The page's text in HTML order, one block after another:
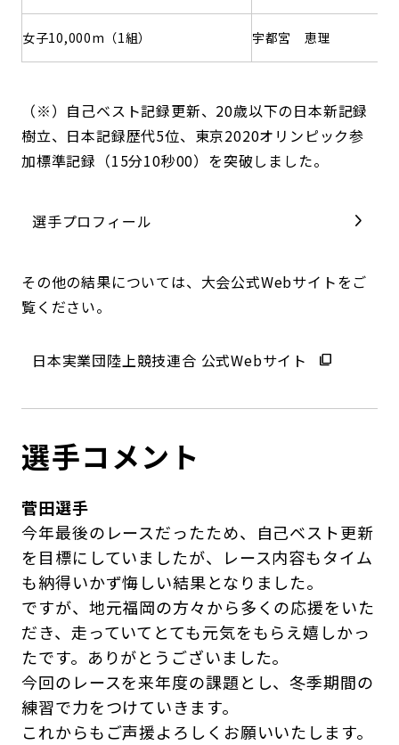
女子10,000m（1組） 宇都宮 恵理
（※）自己ベスト記録更新、20歳以下の日本新記録
樹立、日本記録歴代5位、東京2020オリンピック参
加標準記録（15分10秒00）を突破しました。
選手プロフィール
その他の結果については、大会公式Webサイトをご
覧ください。
日本実業団陸上競技連合 公式Webサイト
選手コメント
菅田選手
今年最後のレースだったため、自己ベスト更新
を目標にしていましたが、レース内容もタイム
も納得いかず悔しい結果となりました。
ですが、地元福岡の方々から多くの応援をいた
だき、走っていてとても元気をもらえ嬉しかっ
たです。ありがとうございました。
今回のレースを来年度の課題とし、冬季期間の
練習で力をつけていきます。
これからもご声援よろしくお願いいたします。